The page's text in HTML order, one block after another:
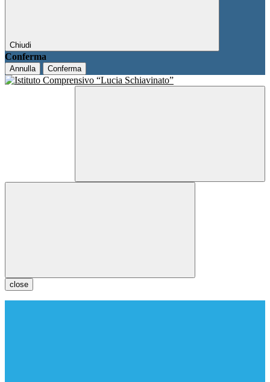
Chiudi
Conferma
Annulla Conferma
close